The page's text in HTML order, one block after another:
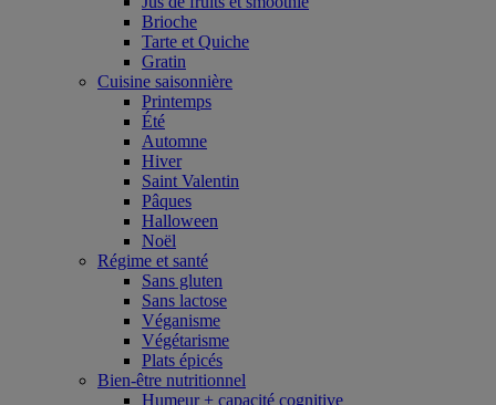
Brioche
Tarte et Quiche
Gratin
Cuisine saisonnière
Printemps
Été
Automne
Hiver
Saint Valentin
Pâques
Halloween
Noël
Régime et santé
Sans gluten
Sans lactose
Véganisme
Végétarisme
Plats épicés
Bien-être nutritionnel
Humeur + capacité cognitive